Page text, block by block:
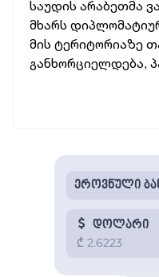
საუდის არაბეთმა
მხარს
მის ტერიტორიაზე
განხორციელდება,